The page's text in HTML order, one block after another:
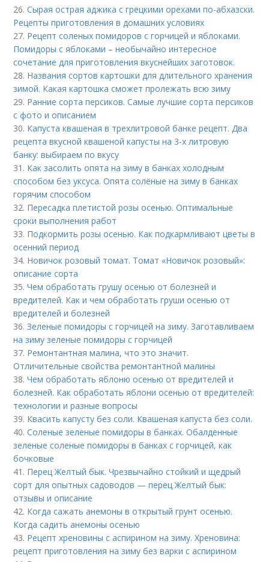
26.Сырая острая аджика с грецкими орехами по-абхазски.
Рецепты приготовления в домашних условиях
27. Рецепт соленых помидоров с горчицей и яблоками.
Помидоры с яблоками – необычайно интересное
сочетание для приготовления вкуснейших заготовок.
28. Названия сортов картошки для длительного хранения
зимой. Какая картошка сможет пролежать всю зиму
29. Ранние сорта персиков. Самые лучшие сорта персиков
с фото и описанием
30. Капуста квашеная в трехлитровой банке рецепт. Два
рецепта вкусной квашеной капусты на 3-х литровую
банку: выбираем по вкусу
31. Как засолить опята на зиму в банках холодным
способом без уксуса. Опята солёные на зиму в банках
горячим способом
32. Пересадка плетистой розы осенью. Оптимальные
сроки выполнения работ
33. Подкормить розы осенью. Как подкармливают цветы в
осенний период
34. Новичок розовый томат. Томат «Новичок розовый»:
описание сорта
35.Чем обработать грушу осенью от болезней и
вредителей. Как и чем обработать груши осенью от
вредителей и болезней
36.Зеленые помидоры с горчицей на зиму. Заготавливаем
на зиму зеленые помидоры с горчицей
37. Ремонтантная малина, что это значит.
Отличительные свойства ремонтантной малины
38.Чем обработать яблоню осенью от вредителей и
болезней. Как обработать яблони осенью от вредителей:
технологии и разные вопросы
39. Квасить капусту без соли. Квашеная капуста без соли.
40.Соленые зеленые помидоры в банках. Обалденные
зеленые соленые помидоры в банках с горчицей, как
бочковые
41. Перец Желтый бык. Чрезвычайно стойкий и щедрый
сорт для опытных садоводов — перец Желтый бык:
отзывы и описание
42. Когда сажать анемоны в открытый грунт осенью.
Когда садить анемоны осенью
43. Рецепт хреновины с аспирином на зиму. Хреновина:
рецепт приготовления на зиму без варки с аспирином